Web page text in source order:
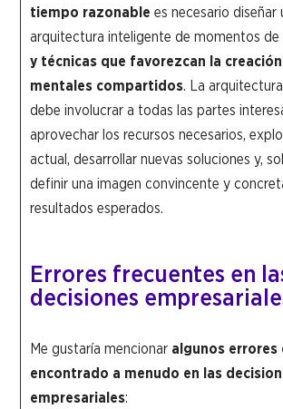
tiempo razonable es necesario diseñar
arquitectura inteligente de momentos de
y técnicas que favorezcan la
mentales compartidos. La
debe involucrar a todas las partes
aprovechar los recursos necesarios,
actual, desarrollar nuevas soluciones y,
definir una imagen convincente y
resultados esperados.
Errores frecuentes en
decisiones
Me gustaría mencionar algunos errores
encontrado a menudo en las
empresariales: